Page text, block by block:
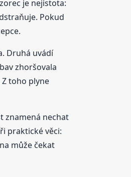
je nejistota:
Pokud
Druhá uvádí
zhoršovala
toho plyne
znamená nechat
praktické věci:
může čekat